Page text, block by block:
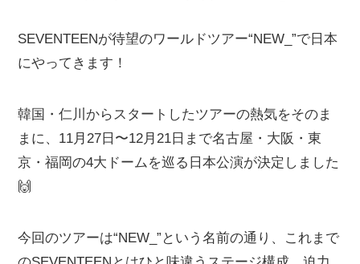
SEVENTEENが待望のワールドツアー“NEW_”で日本
にやってきます！
韓国・仁川からスタートしたツアーの熱気をそのま
まに、11月27日〜12月21日まで名古屋・大阪・東
京・福岡の4大ドームを巡る日本公演が決定しました
🙌
今回のツアーは“NEW_”という名前の通り、これまで